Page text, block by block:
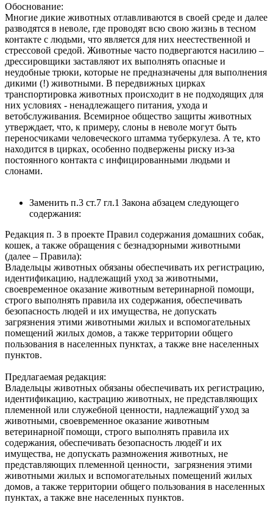
Обоснование:
Многие дикие животных отлавливаются в своей среде и далее
разводятся в неволе, где проводят всю свою жизнь в тесном
контакте с людьми, что является для них неестественной и
стрессовой средой. Животные часто подвергаются насилию –
дрессировщики заставляют их выполнять опасные и
неудобные трюки, которые не предназначены для выполнения
дикими (!) животными. В передвижных цирках
транспортировка животных происходит в не подходящих для
них условиях - ненадлежащего питания, ухода и
ветобслуживания. Всемирное общество защиты животных
утверждает, что, к примеру, слоны в неволе могут быть
переносчиками человеческого штамма туберкулеза. А те, кто
находится в цирках, особенно подвержены риску из-за
постоянного контакта с инфицированными людьми и
слонами.
Заменить п.3 ст.7 гл.1 Закона абзацем следующего
содержания:
Редакция п. 3 в проекте Правил содержания домашних собак,
кошек, а также обращения с безнадзорными животными
(далее – Правила):
Владельцы животных обязаны обеспечивать их регистрацию,
идентификацию, надлежащий уход за животными,
своевременное оказание животным ветеринарной помощи,
строго выполнять правила их содержания, обеспечивать
безопасность людей и их имущества, не допускать
загрязнения этими животными жилых и вспомогательных
помещений жилых домов, а также территории общего
пользования в населенных пунктах, а также вне населенных
пунктов.
Предлагаемая редакция:
Владельцы животных обязаны обеспечивать их регистрацию,
идентификацию, кастрацию животных, не представляющих
племенной или служебной ценности, надлежащий̆ уход за
животными, своевременное оказание животным
ветеринарной̆ помощи, строго выполнять правила их
содержания, обеспечивать безопасность людей̆ и их
имущества, не допускать размножения животных, не
представляющих племенной ценности, загрязнения этими
животными жилых и вспомогательных помещений жилых
домов, а также территории общего пользования в населенных
пунктах, а также вне населенных пунктов.